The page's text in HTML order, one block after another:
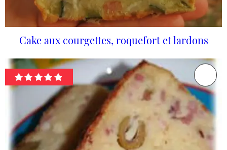
Cake aux courgettes, roquefort et lardons